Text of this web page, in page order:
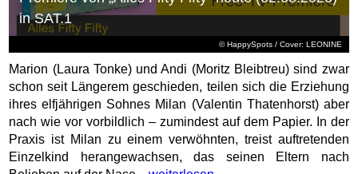
© HappySpots / Cover: LEONINE
in SAT.1
Marion (Laura Tonke) und Andi (Moritz Bleibtreu) sind zwar
schon seit Längerem geschieden, teilen sich die Erziehung
ihres elfjährigen Sohnes Milan (Valentin Thatenhorst) aber
nach wie vor vorbildlich – zumindest auf dem Papier. In der
Praxis ist Milan zu einem verwöhnten, treist auftretenden
Einzelkind herangewachsen, das seinen Eltern nach